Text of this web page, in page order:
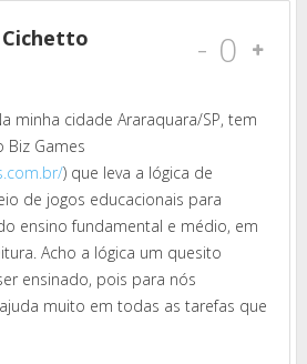
- 0
minha cidade Araraquara/SP, tem
Games
) que leva a lógica de
de jogos educacionais para
ensino fundamental e médio, em
Acho a lógica um quesito
ensinado, pois para nós
muito em todas as tarefas que